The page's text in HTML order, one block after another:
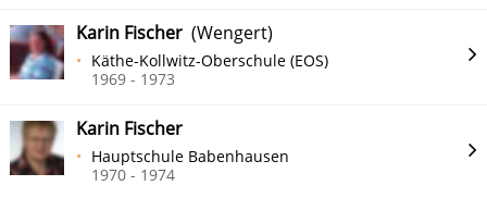
Karin Fischer (Wengert)
Käthe-Kollwitz-Oberschule (EOS)
1969 - 1973
Karin Fischer
Hauptschule Babenhausen
1970 - 1974